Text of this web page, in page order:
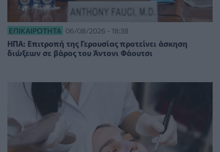
ΕΠΙΚΑΙΡΌΤΗΤΑ 06/08/2026 - 18:38
ΗΠΑ: Επιτροπή της Γερουσίας προτείνει άσκηση
διώξεων σε βάρος του Άντονι Φάουτσι